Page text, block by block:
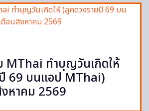
MThai ทำบุญวันเกิดให้
69 บนแอป MThai)
งหาคม 2569